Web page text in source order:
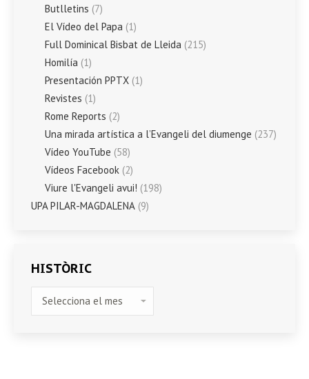
Butlletins (7)
El Vídeo del Papa (1)
Full Dominical Bisbat de Lleida (215)
Homilía (1)
Presentación PPTX (1)
Revistes (1)
Rome Reports (2)
Una mirada artística a l’Evangeli del diumenge (237)
Vídeo YouTube (58)
Vídeos Facebook (2)
Viure l'Evangeli avui! (198)
UPA PILAR-MAGDALENA (9)
HISTÒRIC